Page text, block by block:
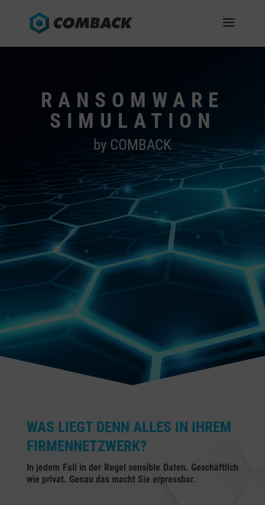
RANSOMWARE
SIMULATION
by COMBACK
WAS LIEGT DENN ALLES IN IHREM
FIRMENNETZWERK?
In jedem Fall in der Regel sensible Daten. Geschäftlich
wie privat. Genau das macht Sie erpressbar.